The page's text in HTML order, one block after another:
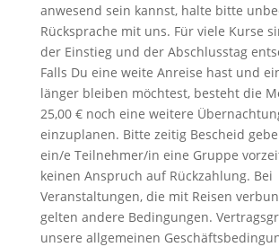
anwesend sein kannst, halte bitte
Rücksprache mit uns. Für viele Kurse
der Einstieg und der Abschlusstag
Falls Du eine weite Anreise hast und
länger bleiben möchtest, besteht die
25,00 € noch eine weitere
einzuplanen. Bitte zeitig Bescheid
ein/e Teilnehmer/in eine Gruppe
keinen Anspruch auf Rückzahlung. Bei
Veranstaltungen, die mit Reisen
gelten andere Bedingungen.
unsere allgemeinen